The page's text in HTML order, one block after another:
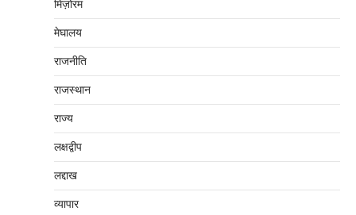
मिज़ोरम
मेघालय
राजनीति
राजस्थान
राज्य
लक्षद्वीप
लद्दाख
व्यापार